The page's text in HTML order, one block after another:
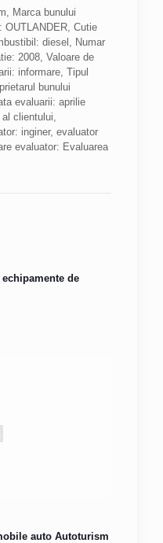
Marca bunului
Cutie
diesel, Numar
2008, Valoare de
informare, Tipul
bunului
evaluarii: aprilie
clientului,
inginer, evaluator
evaluator: Evaluarea
de
auto Autoturism